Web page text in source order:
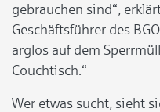
gebrauchen sind“,
Geschäftsführer des
arglos auf dem
Couchtisch.“
Wer etwas sucht, sieht